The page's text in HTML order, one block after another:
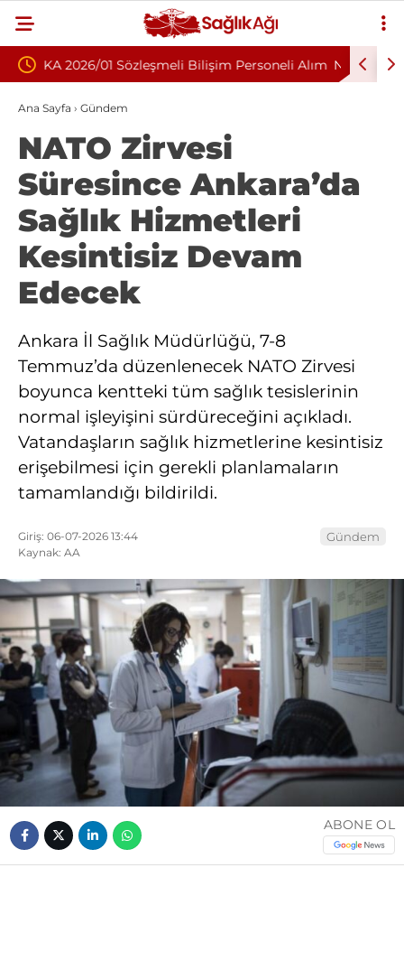
Personeli Alım Nükleoplasti mi, Ameliyat mı? Bel ve
Ana Sayfa › Gündem
NATO Zirvesi
Süresince Ankara’da
Sağlık Hizmetleri
Kesintisiz Devam
Edecek
Ankara İl Sağlık Müdürlüğü, 7-8
Temmuz’da düzenlenecek NATO Zirvesi
boyunca kentteki tüm sağlık tesislerinin
normal işleyişini sürdüreceğini açıkladı.
Vatandaşların sağlık hizmetlerine kesintisiz
erişebilmesi için gerekli planlamaların
tamamlandığı bildirildi.
Giriş: 06-07-2026 13:44
Kaynak: AA
Gündem
ABONE OL